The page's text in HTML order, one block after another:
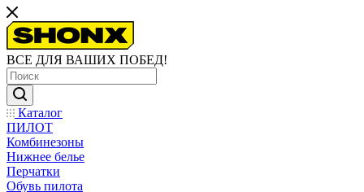
ВСЕ ДЛЯ ВАШИХ ПОБЕД!
Каталог
ПИЛОТ
Комбинезоны
Нижнее белье
Перчатки
Обувь пилота